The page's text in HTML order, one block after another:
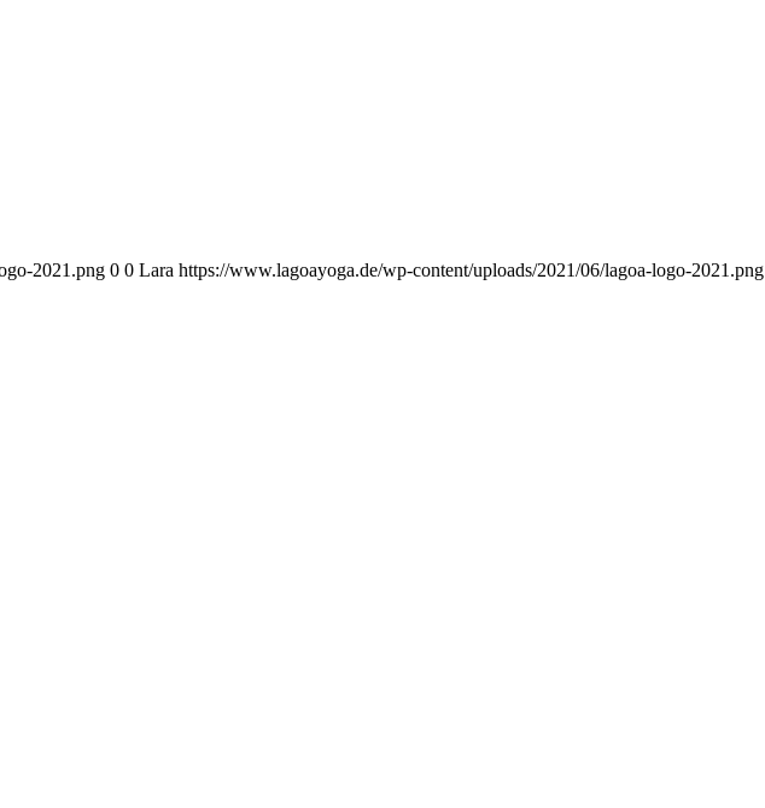
2021.png 0 0 Lara https://www.lagoayoga.de/wp-content/uploads/2021/06/lagoa-logo-2021.png